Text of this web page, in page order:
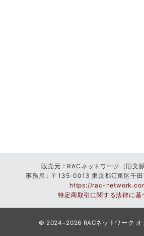
販売元：RACネットワーク（旧文
事務局：〒135-0013 東京都江東区千
https://rac-
特定商取引に関する法律に基
© 2024−2026 RACネットワーク